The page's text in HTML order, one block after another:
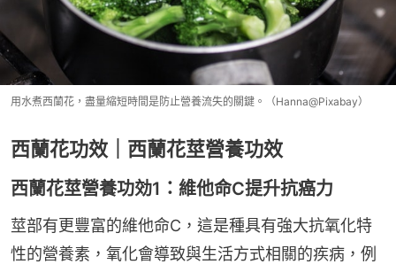
用水煮西蘭花，盡量縮短時間是防止營養流失的關鍵。（Hanna@Pixabay）
西蘭花功效｜西蘭花莖營養功效
西蘭花莖營養功効1：維他命C提升抗癌力
莖部有更豐富的維他命C，這是種具有強大抗氧化特
性的營養素，氧化會導致與生活方式相關的疾病，例